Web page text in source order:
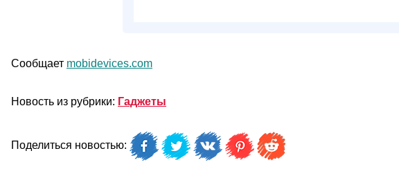
Сообщает mobidevices.com
Новость из рубрики: Гаджеты
Поделиться новостью: